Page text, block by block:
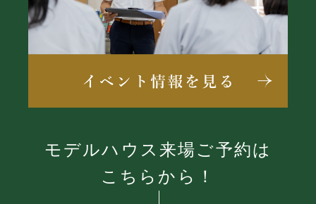
モデルハウス来場ご予約は
こちらから！